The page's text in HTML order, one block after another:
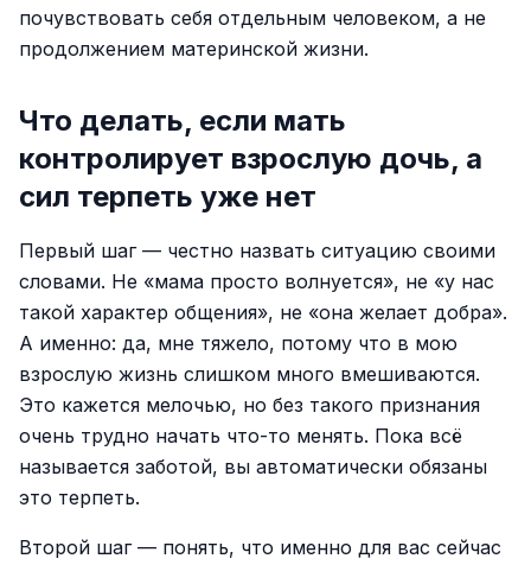
почувствовать себя отдельным человеком, а не
продолжением материнской жизни.
Что делать, если мать
контролирует взрослую дочь, а
сил терпеть уже нет
Первый шаг — честно назвать ситуацию своими
словами. Не «мама просто волнуется», не «у нас
такой характер общения», не «она желает добра».
А именно: да, мне тяжело, потому что в мою
взрослую жизнь слишком много вмешиваются.
Это кажется мелочью, но без такого признания
очень трудно начать что-то менять. Пока всё
называется заботой, вы автоматически обязаны
это терпеть.
Второй шаг — понять, что именно для вас сейчас